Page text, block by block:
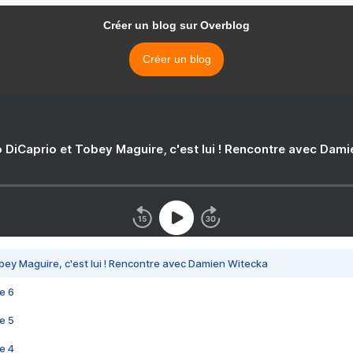
Créer un blog sur Overblog
Créer un blog
DiCaprio et Tobey Maguire, c'est lui ! Rencontre avec
Maguire, c'est lui ! Rencontre avec Damien Witecka
6
5
4